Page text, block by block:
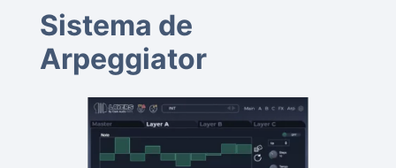
Sistema de
Arpeggiator